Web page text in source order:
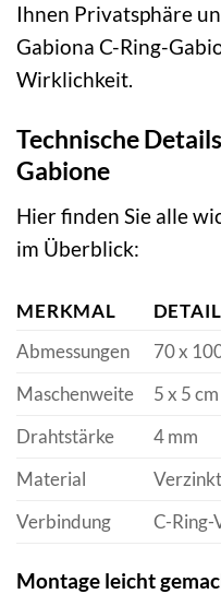
Ihnen Privatsphäre
Gabiona C-Ring-
Wirklichkeit.
Technische
Gabione
Hier finden Sie alle
im Überblick:
MERKMAL
Abmessungen
70 x
Maschenweite
5 x 5 cm
Drahtstärke
4 mm
Material
Verbindung
C-Ring-
Montage leicht